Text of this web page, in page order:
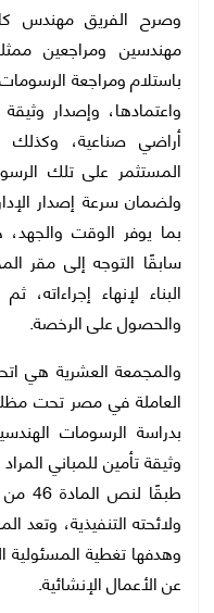
وصرح الفريق مهندس
مهندسين ومراجعين
باستلام ومراجعة
واعتمادها، وإصدار
أراضي صناعية،
المستثمر على تلك
ولضمان سرعة إصدار
بما يوفر الوقت
سابقًا التوجه إلى مقر
البناء لإنهاء إجراءاته،
والحصول على الرخصة.
والمجمعة العشرية هي
العاملة في مصر تحت
بدراسة الرسومات
وثيقة تأمين للمباني
ولائحته التنفيذية، وتعد
وهدفها تغطية المسئولية
عن الأعمال الإنشائية.